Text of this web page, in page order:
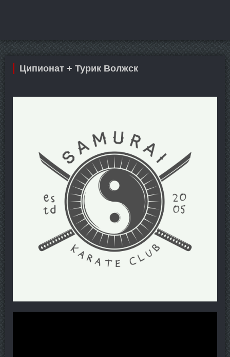
Ципионат + Турик Волжск